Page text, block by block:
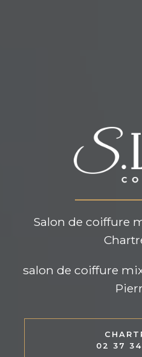
Salon de coiffure
salon de coiffure
02 37